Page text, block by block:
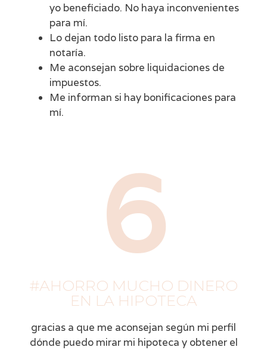
yo beneficiado. No haya inconvenientes
para mí.
Lo dejan todo listo para la firma en
notaría.
Me aconsejan sobre liquidaciones de
impuestos.
Me informan si hay bonificaciones para
mí.
6
#AHORRO MUCHO DINERO
EN LA HIPOTECA
gracias a que me aconsejan según mi perfil
dónde puedo mirar mi hipoteca y obtener el